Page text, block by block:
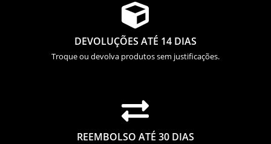

DEVOLUÇÕES ATÉ 14 DIAS
Troque ou devolva produtos sem justificações.

REEMBOLSO ATÉ 30 DIAS